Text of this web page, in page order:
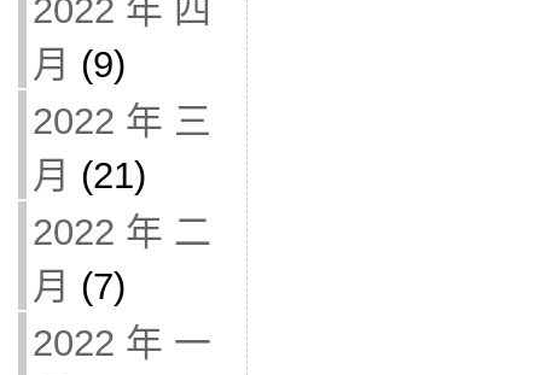
2022 年 四
月 (9)
2022 年 三
月 (21)
2022 年 二
月 (7)
2022 年 一